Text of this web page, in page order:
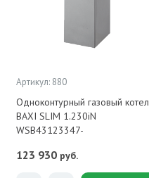
Артикул: 880
Одноконтурный газовый котел
BAXI SLIM 1.230iN
WSB43123347-
123 930 руб.